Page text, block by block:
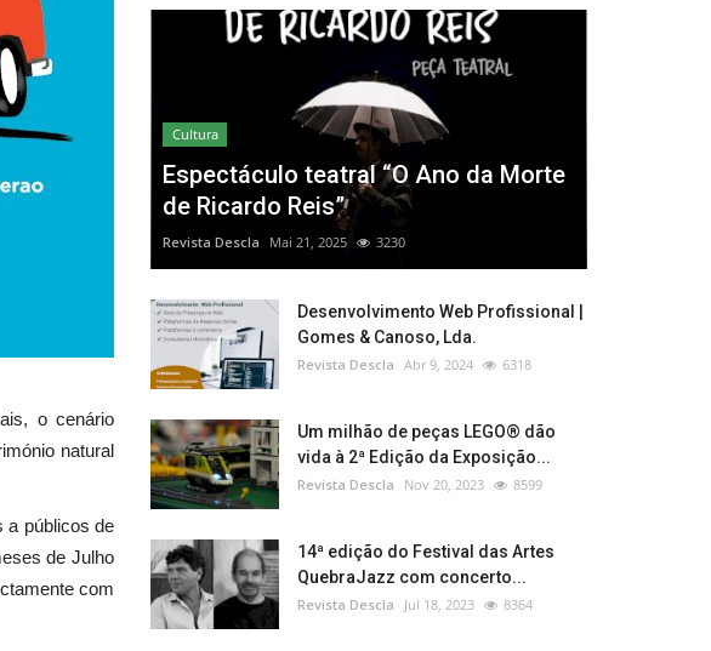
o cenário
natural
a públicos de
de Julho
com
Cultura
Espectáculo teatral “O Ano da Morte
de Ricardo Reis”
Revista Descla Mai 21, 2025 3230
Desenvolvimento Web Profissional |
Gomes & Canoso, Lda.
Revista Descla Abr 9, 2024 6318
Um milhão de peças LEGO® dão
vida à 2ª Edição da Exposição...
Revista Descla Nov 20, 2023 8599
14ª edição do Festival das Artes
QuebraJazz com concerto...
Revista Descla Jul 18, 2023 8364